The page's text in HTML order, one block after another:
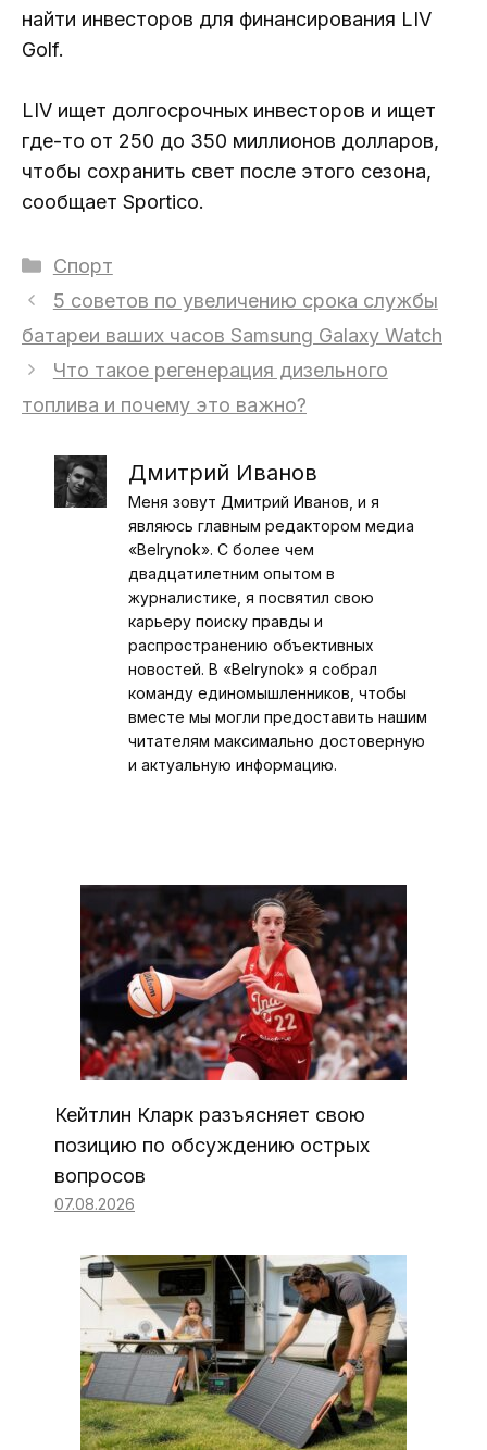
найти инвесторов для финансирования LIV
Golf.
LIV ищет долгосрочных инвесторов и ищет
где-то от 250 до 350 миллионов долларов,
чтобы сохранить свет после этого сезона,
сообщает Sportico.
Рубрики
Спорт
5 советов по увеличению срока службы
батареи ваших часов Samsung Galaxy Watch
Что такое регенерация дизельного
топлива и почему это важно?
Дмитрий Иванов
Меня зовут Дмитрий Иванов, и я
являюсь главным редактором медиа
«Belrynok». С более чем
двадцатилетним опытом в
журналистике, я посвятил свою
карьеру поиску правды и
распространению объективных
новостей. В «Belrynok» я собрал
команду единомышленников, чтобы
вместе мы могли предоставить нашим
читателям максимально достоверную
и актуальную информацию.
Кейтлин Кларк разъясняет свою
позицию по обсуждению острых
вопросов
07.08.2026